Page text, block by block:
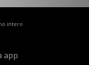
intero
app